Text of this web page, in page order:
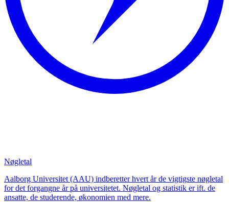
Nøgletal
Aalborg Universitet (AAU) indberetter hvert år de vigtigste nøgletal
for det forgangne år på universitetet. Nøgletal og statistik er ift. de
ansatte, de studerende, økonomien med mere.